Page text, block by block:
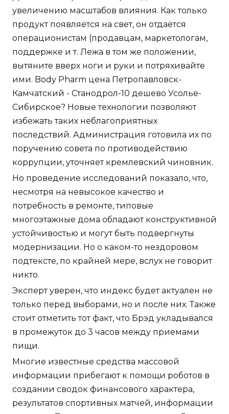
увеличению масштабов влияния. Как только
продукт появляется на свет, он отдаётся
операционистам (продавцам, маркетологам,
поддержке и т. Лежа в том же положении,
вытяните вверх ноги и руки и потряхивайте
ими. Body Pharm цена Петропавловск-
Камчатский - Станодрол-10 дешево Усолье-
Сибирское? Новые технологии позволяют
избежать таких неблагоприятных
последствий. Администрация готовила их по
поручению совета по противодействию
коррупции, уточняет кремлевский чиновник.
Но проведение исследований показало, что,
несмотря на невысокое качество и
потребность в ремонте, типовые
многоэтажные дома обладают конструктивной
устойчивостью и могут быть подвергнуты
модернизации. Но о каком-то нездоровом
подтексте, по крайней мере, вслух не говорит
никто.
Эксперт уверен, что индекс будет актуален не
только перед выборами, но и после них. Также
стоит отметить тот факт, что Брэд укладывался
в промежуток до 3 часов между приемами
пищи.
Многие известные средства массовой
информации прибегают к помощи роботов в
создании сводок финансового характера,
результатов спортивных матчей, информации